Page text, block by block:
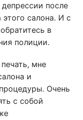
после
салона. И с
в
полиции.
мне
и
Очень
с собой